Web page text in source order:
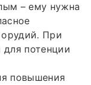
– ему нужна
При
для потенции
повышения